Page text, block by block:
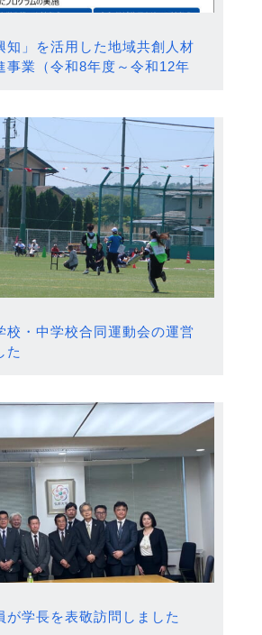
知」を活用した地域共創人材
事業（令和8年度～令和12年
校・中学校合同運動会の運営
た
が学長を表敬訪問しました